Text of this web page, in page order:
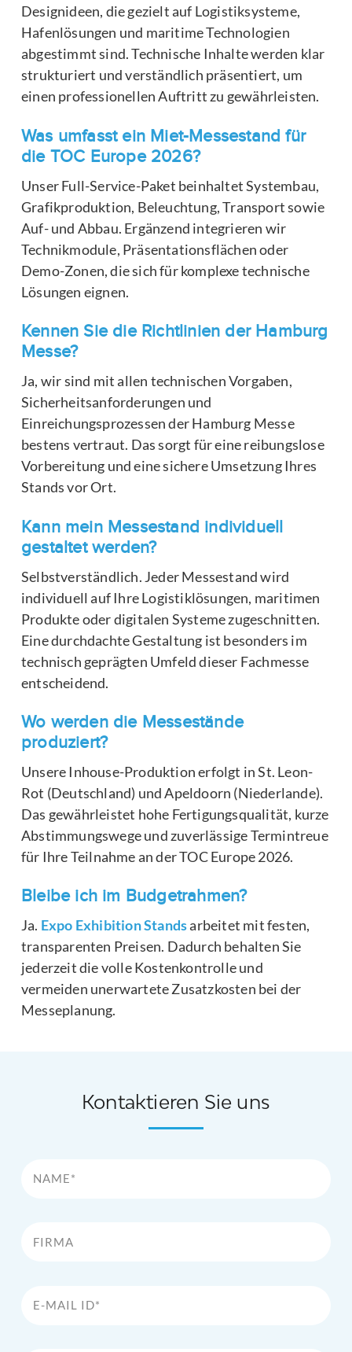
Designideen, die gezielt auf Logistiksysteme,
Hafenlösungen und maritime Technologien
abgestimmt sind. Technische Inhalte werden klar
strukturiert und verständlich präsentiert, um
einen professionellen Auftritt zu gewährleisten.
Was umfasst ein Miet-Messestand für
die TOC Europe 2026?
Unser Full-Service-Paket beinhaltet Systembau,
Grafikproduktion, Beleuchtung, Transport sowie
Auf- und Abbau. Ergänzend integrieren wir
Technikmodule, Präsentationsflächen oder
Demo-Zonen, die sich für komplexe technische
Lösungen eignen.
Kennen Sie die Richtlinien der Hamburg
Messe?
Ja, wir sind mit allen technischen Vorgaben,
Sicherheitsanforderungen und
Einreichungsprozessen der Hamburg Messe
bestens vertraut. Das sorgt für eine reibungslose
Vorbereitung und eine sichere Umsetzung Ihres
Stands vor Ort.
Kann mein Messestand individuell
gestaltet werden?
Selbstverständlich. Jeder Messestand wird
individuell auf Ihre Logistiklösungen, maritimen
Produkte oder digitalen Systeme zugeschnitten.
Eine durchdachte Gestaltung ist besonders im
technisch geprägten Umfeld dieser Fachmesse
entscheidend.
Wo werden die Messestände
produziert?
Unsere Inhouse-Produktion erfolgt in St. Leon-
Rot (Deutschland) und Apeldoorn (Niederlande).
Das gewährleistet hohe Fertigungsqualität, kurze
Abstimmungswege und zuverlässige Termintreue
für Ihre Teilnahme an der TOC Europe 2026.
Bleibe ich im Budgetrahmen?
Ja. Expo Exhibition Standsarbeitet mit festen,
transparenten Preisen. Dadurch behalten Sie
jederzeit die volle Kostenkontrolle und
vermeiden unerwartete Zusatzkosten bei der
Messeplanung.
Kontaktieren Sie uns